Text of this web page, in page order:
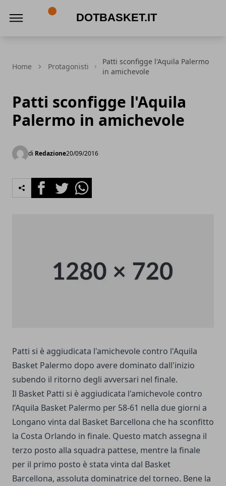
Home Protagonisti
Patti sconfigge l'Aquila Palermo
in amichevole
Patti sconfigge l'Aquila
Palermo in amichevole
di Redazione20/09/2016
FacebookTwitterWhatsapp
Patti si è aggiudicata l'amichevole contro l'Aquila
Basket Palermo dopo avere dominato dall'inizio
subendo il ritorno degli avversari nel finale.
Il Basket Patti si è aggiudicata l'amichevole contro
l’Aquila Basket Palermo per 58-61 nella due giorni a
Longano vinta dal Basket Barcellona che ha sconfitto
la Costa Orlando in finale. Questo match assegna il
terzo posto alla squadra pattese, mentre la finale
per il primo posto è stata vinta dal Basket
Barcellona, assoluta dominatrice del torneo. Bene la